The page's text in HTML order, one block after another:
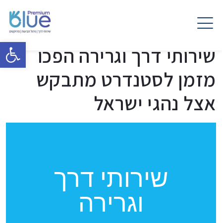
שירותי דרך וגרירה הפכו
מזמן לסטנדרט מתבקש
אצל נהגי ישראל
שירותי דרך
וגרירה